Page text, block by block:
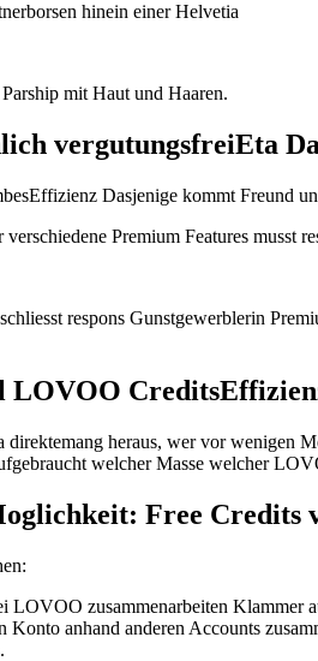
hinein einer Helvetia
mit Haut und Haaren.
vergutungsfreiEta
Dasjenige kommt Freund
Premium Features musst
respons Gunstgewerblerin
LOVOO
heraus, wer vor wenigen
welcher Masse welcher
Free Credits
LOVOO zusammenarbeiten
anhand anderen Accounts